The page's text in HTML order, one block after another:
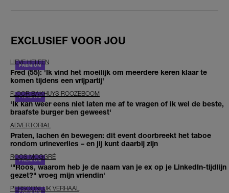
EXCLUSIEF VOOR JOU
LIEVE HELEEN
Fred (55): 'Ik vind het moeilijk om meerdere keren klaar te
komen tijdens een vrijpartij'
FLOOR BAKHUYS ROOZEBOOM
'Ik kan weer eens niet laten me af te vragen of ik wel de beste,
braafste burger ben geweest'
ADVERTORIAL
Praten, lachen én bewegen: dit event doorbreekt het taboe
rondom urineverlies – en jij kunt daarbij zijn
ROOS MOGGRÉ
'"Roos, waarom heb je de naam van je ex op je LinkedIn-tijdlijn
gezet?" vroeg mijn vriendin'
PERSOONLIJK VERHAAL